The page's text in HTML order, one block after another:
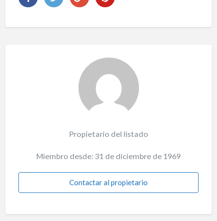
Propietario del listado
Miembro desde: 31 de diciembre de 1969
Contactar al propietario